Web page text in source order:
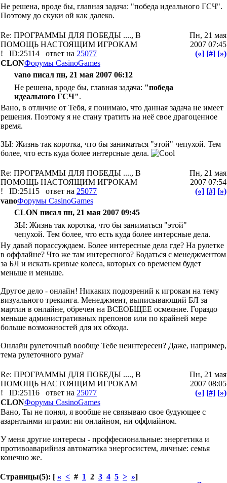
Не решена, вроде бы, главная задача: "победа идеального ГСЧ".
Поэтому до скуки ой как далеко.
Re: ПРОГРАММЫ ДЛЯ ПОБЕДЫ ...., В
ПОМОЩЬ НАСТОЯЩИМ ИГРОКАМ
!
ID:25114 ответ на 25077
Пн, 21 мая
2007 07:45
(«] [#] [»)
CLONФорумы CasinoGames
vano писал пн, 21 мая 2007 06:12
Не решена, вроде бы, главная задача: "победа
идеального ГСЧ".
Вано, в отличие от Тебя, я понимаю, что данная задача не имеет
решения. Поэтому я не стану тратить на неё свое драгоценное
время.
ЗЫ: Жизнь так коротка, что бы заниматься "этой" чепухой. Тем
более, что есть куда более интерсные дела.
Re: ПРОГРАММЫ ДЛЯ ПОБЕДЫ ...., В
ПОМОЩЬ НАСТОЯЩИМ ИГРОКАМ
!
ID:25115 ответ на 25077
Пн, 21 мая
2007 07:54
(«] [#] [»)
vanoФорумы CasinoGames
CLON писал пн, 21 мая 2007 09:45
ЗЫ: Жизнь так коротка, что бы заниматься "этой"
чепухой. Тем более, что есть куда более интерсные дела.
Ну давай порассуждаем. Более интересные дела где? На рулетке
в оффлайне? Что же там интересного? Бодаться с менеджментом
за БЛ и искать кривые колеса, которых со временем будет
меньше и меньше.
Другое дело - онлайн! Никаких подозрений к игрокам на тему
визуального трекинга. Менеджмент, выписывающий БЛ за
мартин в онлайне, обречен на ВСЕОБЩЕЕ осмеяние. Гораздо
меньше административных препонов или по крайней мере
больше возможностей для их обхода.
Онлайн рулеточный вообще Тебе неинтересен? Даже, например,
тема рулеточного рума?
Re: ПРОГРАММЫ ДЛЯ ПОБЕДЫ ...., В
ПОМОЩЬ НАСТОЯЩИМ ИГРОКАМ
!
ID:25116 ответ на 25077
Пн, 21 мая
2007 08:05
(«] [#] [»)
CLONФорумы CasinoGames
Вано, Ты не понял, я вообще не связываю свое будующее с
азарнтынми играми: ни онлайном, ни оффлайном.
У меня другие интересы - проффесиональные: энергетика и
противоаварийная автоматика энергосистем, личные: семья
конечно же.
Страницы(5): [ « < # 1 2 3 4 5 > »]